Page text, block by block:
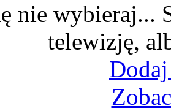
nie wybieraj...
telewizję,